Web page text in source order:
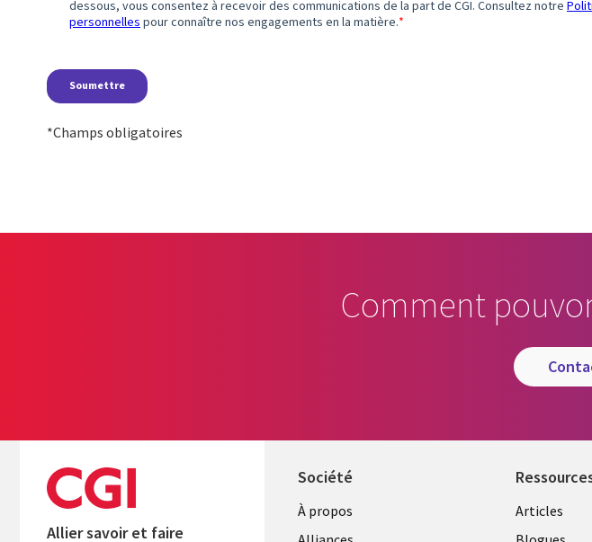
*Champs obligatoires
Comment
Allier savoir et faire
Société
À propos
Articles